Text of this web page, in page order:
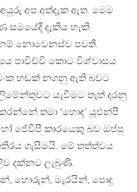
අප අත්දැක ඇත. මෙම
සමයේදී දැකිය හැකි
නොවෙනස්ව පවතී.
පාවිච්චි කොට විශ්වාසය
හඬක් නගනු ඇති බවට
යැවීමට තැත් දරනු
තමා ‘හොඳ’ යූඑන්පී
ජේවීපී කාරයෙකු බව ඔප්පු
ගැසීමයි. මේ තත්ත්වය
දක්නට ලැබුණි.
හොරුන්, මැරයින්, පොදු